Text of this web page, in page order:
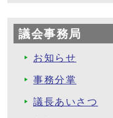
議会事務局
お知らせ
事務分掌
議長あいさつ